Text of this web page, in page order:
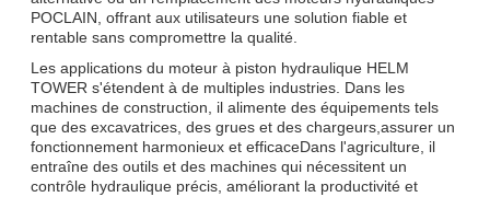
POCLAIN, offrant aux utilisateurs une solution fiable et
rentable sans compromettre la qualité.
Les applications du moteur à piston hydraulique HELM
TOWER s'étendent à de multiples industries. Dans les
machines de construction, il alimente des équipements tels
que des excavatrices, des grues et des chargeurs,assurer un
fonctionnement harmonieux et efficaceDans l'agriculture, il
entraîne des outils et des machines qui nécessitent un
contrôle hydraulique précis, améliorant la productivité et